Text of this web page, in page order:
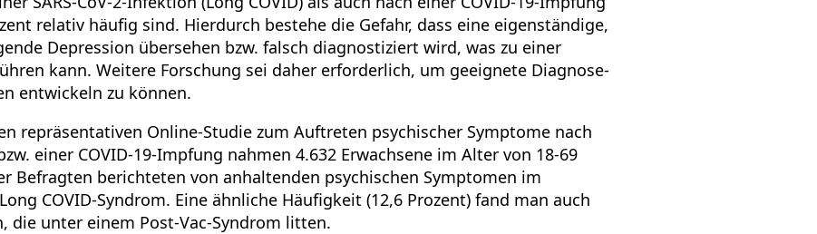
relativ häufig sind. Hierdurch bestehe die Gefahr, dass eine eigenständige,
Depression übersehen bzw. falsch diagnostiziert wird, was zu einer
kann. Weitere Forschung sei daher erforderlich, um geeignete Diagnose-
entwickeln zu können.
repräsentativen Online-Studie zum Auftreten psychischer Symptome nach
einer COVID-19-Impfung nahmen 4.632 Erwachsene im Alter von 18-69
Befragten berichteten von anhaltenden psychischen Symptomen im
COVID-Syndrom. Eine ähnliche Häufigkeit (12,6 Prozent) fand man auch
die unter einem Post-Vac-Syndrom litten.